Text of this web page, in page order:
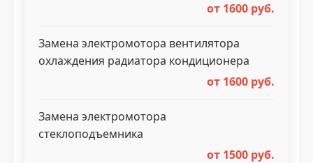
от 1600 руб.
Замена электромотора вентилятора
охлаждения радиатора кондиционера
от 1600 руб.
Замена электромотора
стеклоподъемника
от 1500 руб.